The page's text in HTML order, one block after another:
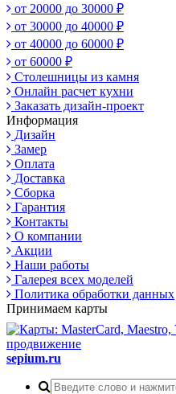
от 20000 до 30000 ₽
от 30000 до 40000 ₽
от 40000 до 60000 ₽
от 60000 ₽
Столешницы из камня
Онлайн расчет кухни
Заказать дизайн-проект
Информация
Дизайн
Замер
Оплата
Доставка
Сборка
Гарантия
Контакты
О компании
Акции
Наши работы
Галерея всех моделей
Политика обработки данных
Принимаем карты
продвижение
sepium.ru